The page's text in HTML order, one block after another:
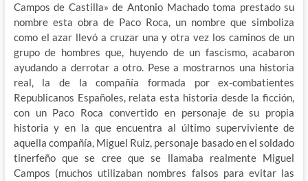
Campos de Castilla» de Antonio Machado toma prestado su
nombre esta obra de Paco Roca, un nombre que simboliza
como el azar llevó a cruzar una y otra vez los caminos de un
grupo de hombres que, huyendo de un fascismo, acabaron
ayudando a derrotar a otro. Pese a mostrarnos una historia
real, la de la compañía formada por ex-combatientes
Republicanos Españoles, relata esta historia desde la ficción,
con un Paco Roca convertido en personaje de su propia
historia y en la que encuentra al último superviviente de
aquella compañía, Miguel Ruiz, personaje basado en el soldado
tinerfeño que se cree que se llamaba realmente Miguel
Campos (muchos utilizaban nombres falsos para evitar las